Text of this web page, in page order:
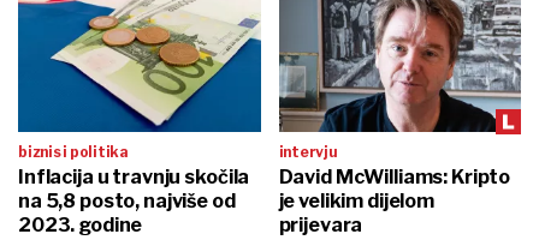
biznis i politika
Inflacija u travnju skočila
na 5,8 posto, najviše od
2023. godine
intervju
David McWilliams: Kripto
je velikim dijelom
prijevara